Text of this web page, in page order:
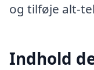
og tilføje alt-
Indhold